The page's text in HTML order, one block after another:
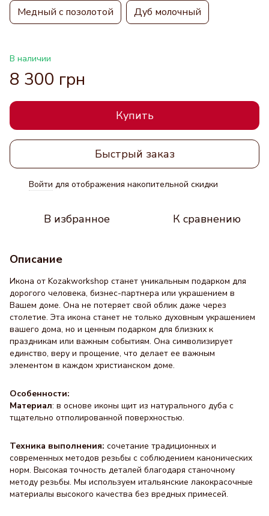
Медный с позолотой Дуб молочный
В наличии
8 300 грн
Купить
Быстрый заказ
Войти для отображения накопительной скидки
В избранное К сравнению
Описание
Икона от Kozakworkshop станет уникальным подарком для
дорогого человека, бизнес-партнера или украшением в
Вашем доме. Она не потеряет свой облик даже через
столетие. Эта икона станет не только духовным украшением
вашего дома, но и ценным подарком для близких к
праздникам или важным событиям. Она символизирует
единство, веру и прощение, что делает ее важным
элементом в каждом христианском доме.
Особенности:
Материал: в основе иконы щит из натурального дуба с
тщательно отполированной поверхностью.
Техника выполнения: сочетание традиционных и
современных методов резьбы с соблюдением канонических
норм. Высокая точность деталей благодаря станочному
методу резьбы. Мы используем итальянские лакокрасочные
материалы высокого качества без вредных примесей.